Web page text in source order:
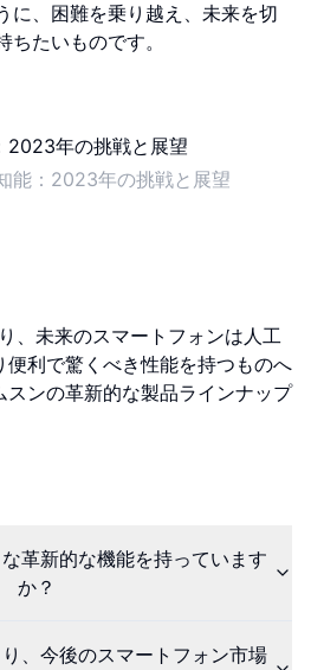
に、困難を乗り越え、未来を切
ちたいものです。
能：2023年の挑戦と展望
、未来のスマートフォンは人工
利で驚くべき性能を持つものへ
スンの革新的な製品ラインナップ
革新的な機能を持っています
か？
、今後のスマートフォン市場